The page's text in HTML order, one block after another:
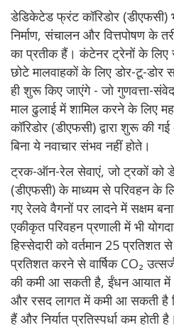
डेडिकेटेड फ्रंट कॉरिडोर (डीएफसी)
निर्माण, संचालन और वित्तपोषण के
का प्रतीक हैं। कंटेनर ट्रेनों के लिए
छोटे मालवाहकों के लिए डोर-टू-डोर
ही शुरू किए जाएंगे - जो गुणवत्ता-
माल ढुलाई में शामिल करने के लिए
कॉरिडोर (डीएफसी) द्वारा शुरू की
बिना ये नवाचार संभव नहीं होते।
ट्रक-ऑन-रेल सेवाएं, जो ट्रकों को
(डीएफसी) के माध्यम से परिवहन के
गए रेलवे वैगनों पर लादने में सक्षम
एकीकृत परिवहन प्रणाली में भी
हिस्सेदारी को वर्तमान 25
प्रतिशत करने से वार्षिक CO₂
की कमी आ सकती है, ईंधन आयात में
और रसद लागत में कमी आ सकती है
हैं और निर्यात प्रतिस्पर्धा कम होती है।